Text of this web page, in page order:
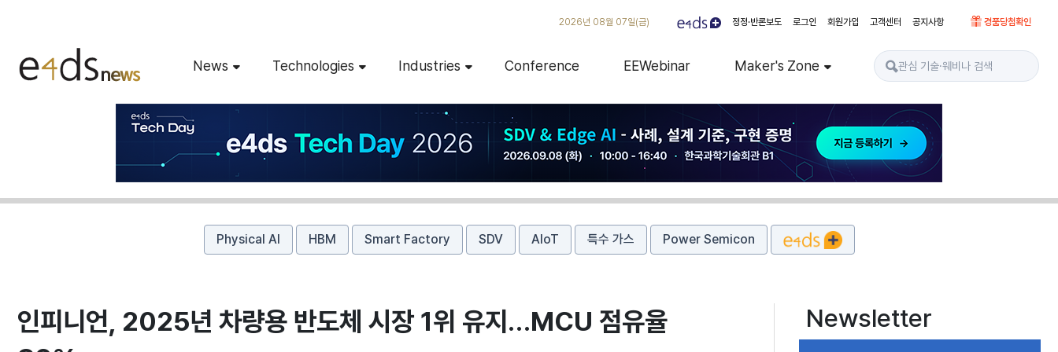
2026년 08월 07일(금) 정정·반론보도 로그인 회원가입 고객센터 공지사항 경품당첨확인
News Technologies Industries Conference EEWebinar Maker's Zone
Physical AI HBM Smart Factory SDV AIoT 특수 가스 Power Semicon
인피니언, 2025년 차량용 반도체 시장 1위 유지…MCU 점유율
Newsletter